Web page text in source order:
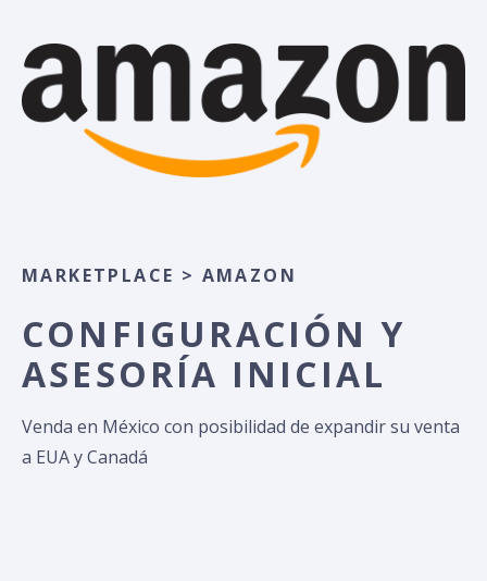
MARKETPLACE > AMAZON
CONFIGURACIÓN Y
ASESORÍA INICIAL
Venda en México con posibilidad de expandir su venta
a EUA y Canadá